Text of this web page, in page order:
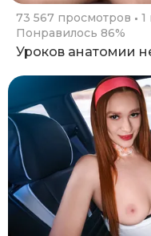
73 567 просмотров
1
Понравилось 86%
Уроков анатомии